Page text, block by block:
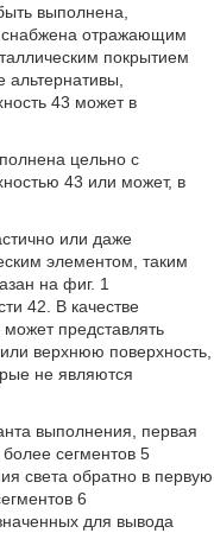
выполнена,
отражающим
покрытием
альтернативы,
43 может в
цельно с
43 или может, в
или даже
элементом, таким
на фиг. 1
42. В качестве
представлять
верхнюю поверхность,
не являются
выполнения, первая
сегментов 5
света обратно в первую
6
для вывода